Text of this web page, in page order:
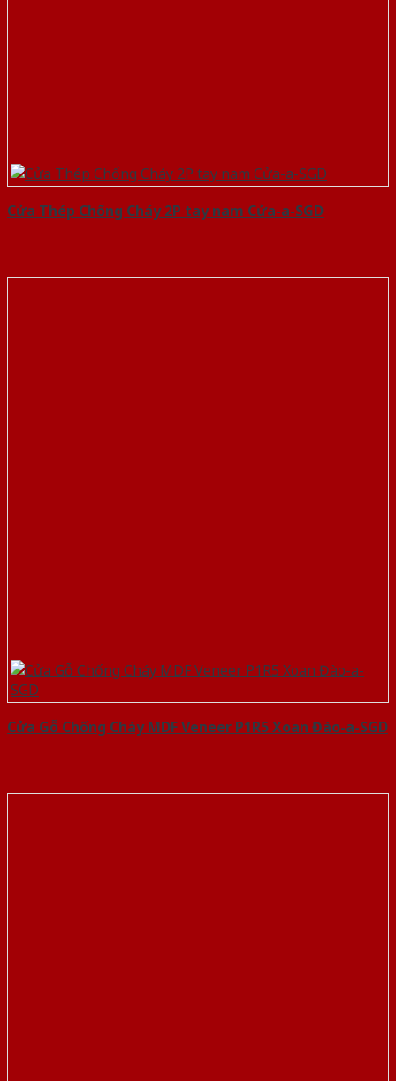
Cửa Thép Chống Cháy 2P tay nam Cửa-a-SGD
Cửa Gỗ Chống Cháy MDF Veneer P1R5 Xoan Đào-a-SGD